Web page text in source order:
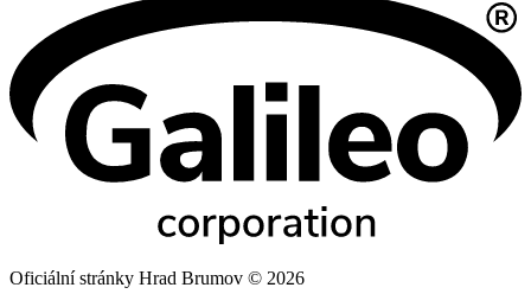
Oficiální stránky Hrad Brumov © 2026